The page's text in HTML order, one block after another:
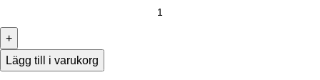
DOC
Campo
Lägg till i varukorg